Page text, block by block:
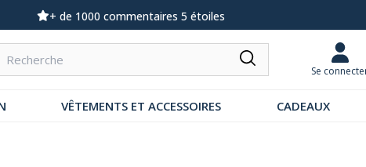
5 étoiles Demandez notre dernier
Se
VÊTEMENTS ET ACCESSOIRES CADEAUX